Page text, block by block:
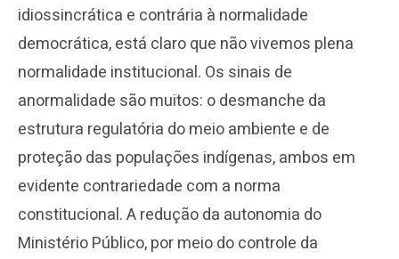
idiossincrática e contrária à normalidade
democrática, está claro que não vivemos plena
normalidade institucional. Os sinais de
anormalidade são muitos: o desmanche da
estrutura regulatória do meio ambiente e de
proteção das populações indígenas, ambos em
evidente contrariedade com a norma
constitucional. A redução da autonomia do
Ministério Público, por meio do controle da